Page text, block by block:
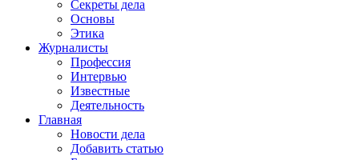
Секреты дела
Основы
Этика
Журналисты
Профессия
Интервью
Известные
Деятельность
Главная
Новости дела
Добавить статью